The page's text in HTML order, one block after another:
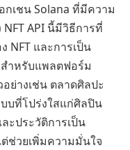
กเชน Solana ที่มีความ
API นี้มีวิธีการที่
NFT และการเป็น
สำหรับแพลตฟอร์ม
ย่างเช่น ตลาดศิลปะ
บที่โปร่งใสแก่ศิลปิน
ะประวัติการเป็น
ช่วยเพิ่มความมั่นใจ